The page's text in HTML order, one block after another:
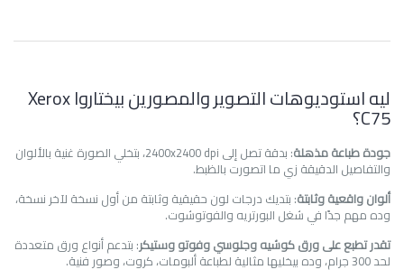
ليه استوديوهات التصوير والمصورين بيختاروا Xerox
C75؟
جودة طباعة مذهلة : بدقة تصل إلى 2400x2400 dpi، بتخلي الصورة غنية بالألوان
والتفاصيل الدقيقة زي ما اتصورت بالظبط.
ألوان واقعية وثابتة: بتديك درجات لون حقيقية وثابتة من أول نسخة لآخر نسخة،
وده مهم جدًا في شغل البورتريه والفوتوشوت.
تقدر تطبع على ورق كوشيه وجلوسي وفوتو وستيكر: بتدعم أنواع ورق متعددة
لحد 300 جرام، وده بيخليها مثالية لطباعة ألبومات، كروت، وصور فنية.